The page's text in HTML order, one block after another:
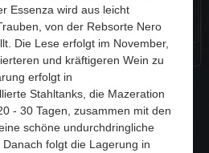
Essenza wird aus leicht
von der Rebsorte Nero
Die Lese erfolgt im November,
und kräftigeren Wein zu
erfolgt in
Stahltanks, die Mazeration
- 30 Tagen, zusammen mit den
schöne undurchdringliche
folgt die Lagerung in